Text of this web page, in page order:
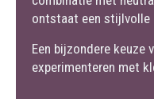
ontstaat een stijlvolle
Een bijzondere keuze
experimenteren met